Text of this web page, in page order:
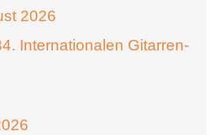
2026
Internationalen Gitarren-